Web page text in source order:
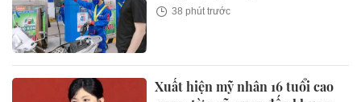
38 phút trước
Xuất hiện mỹ nhân 16 tuổi cao